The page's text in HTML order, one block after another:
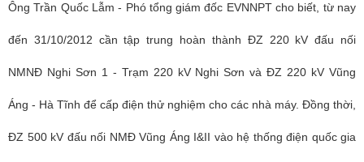
Ông Trần Quốc Lẫm - Phó tổng giám đốc EVNNPTcho biết, từ nay
đến 31/10/2012 cần tập trung hoàn thành ĐZ 220 kV đấu nối
NMNĐ Nghi Sơn 1 - Trạm 220 kV Nghi Sơn và ĐZ 220 kV Vũng
Áng - Hà Tĩnh để cấp điện thử nghiệm cho các nhà máy. Đồng thời,
ĐZ 500 kV đấu nối NMĐ Vũng Áng I&II vào hệ thống điện quốc gia